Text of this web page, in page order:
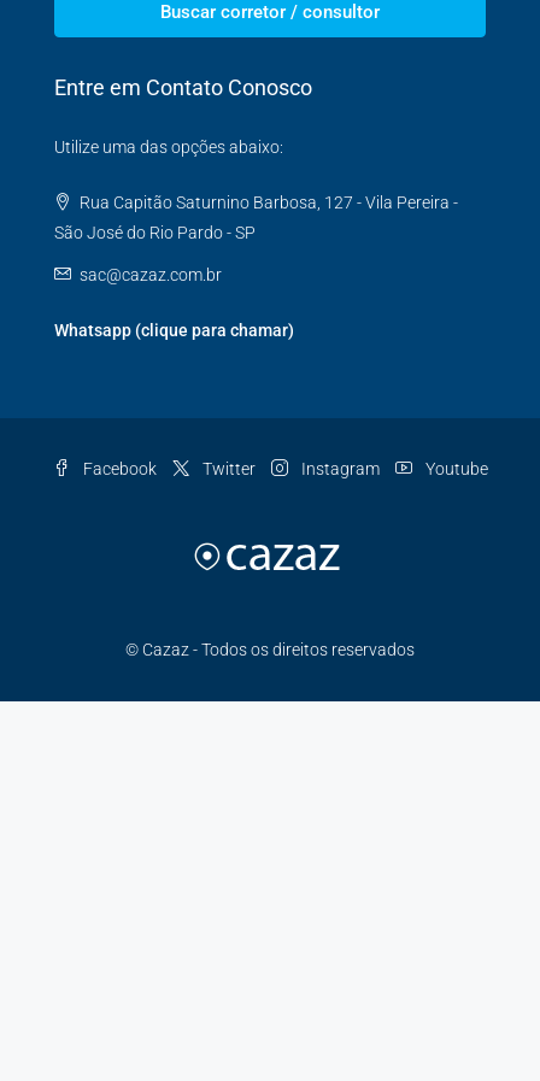
Buscar corretor / consultor
Entre em Contato Conosco
Utilize uma das opções abaixo:
Rua Capitão Saturnino Barbosa, 127 - Vila Pereira -
São José do Rio Pardo - SP
sac@cazaz.com.br
Whatsapp (clique para chamar)
Facebook Twitter Instagram Youtube
© Cazaz - Todos os direitos reservados